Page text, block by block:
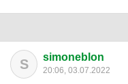
S simoneblon
20:06, 03.07.2022